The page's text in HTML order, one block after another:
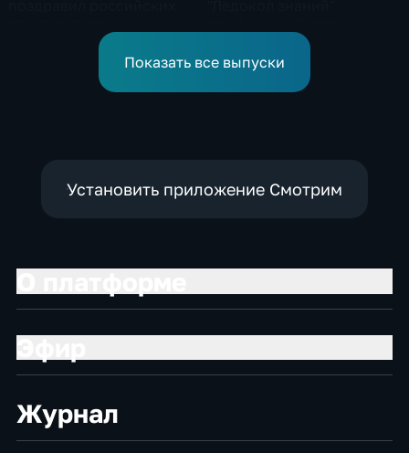
физкультурников с
профессиональнымПоказать все выпуски
Установить приложение Смотрим
Журнал